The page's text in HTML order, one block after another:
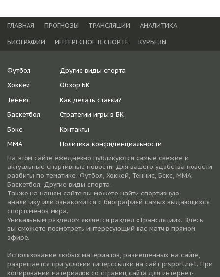
ГЛАВНАЯ ПРОГНОЗЫ ТРАНСЛЯЦИИ
АНАЛИТИКА
БИОГРАФИИ
ИНТЕРЕСНОЕ В СПОРТЕ КУРЬЕЗЫ
Футбол
Хоккей
Теннис
Баскетбол
Бокс
ММА
Другие виды спорта
Обзор БК
Как делать ставки?
Стратегии игры в БК
Контакты
Политика конфиденциальности
На этом сайте ежедневно публикуются самые свежие и
актуальные спортивные новости. Для вашего удобства новости
разбиты по тематике: Футбол, Хоккей, Теннис, Бокс, ММА,
Баскетбол, Другие виды спорта.
Также на нашем сайте вы можете найти спортивную
аналитику или ознакомится с биографией самых выдающихся
спортсменов мира.
Уникальным разделом является раздел «Трансляции». Здесь
вы сможете посмотреть интересующий вас матч в прямом
эфире.
Использование любых материалов, размещенных на сайте,
разрешается при условии гиперссылки на cайт prsport.net. При
копировании материалов со страниц сайта для интернет-